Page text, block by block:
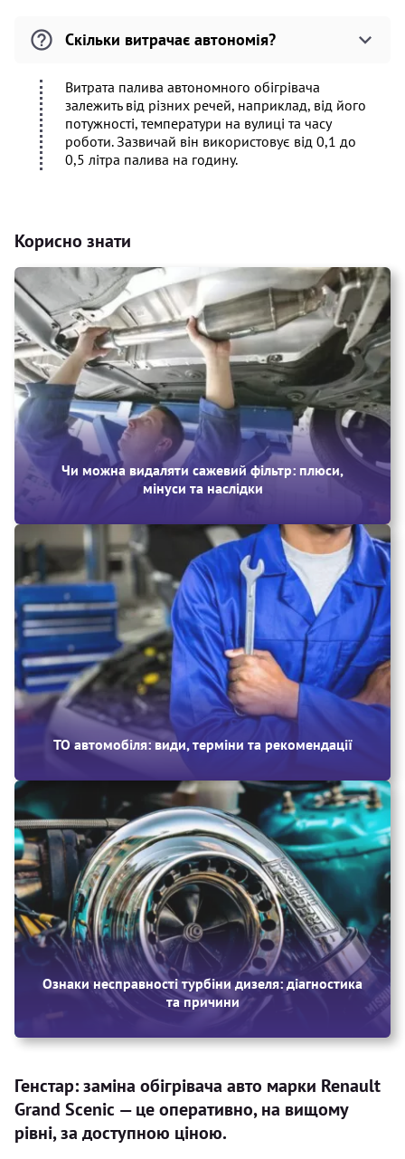
Скільки витрачає автономія?
Витрата палива автономного обігрівача
залежить від різних речей, наприклад, від його
потужності, температури на вулиці та часу
роботи. Зазвичай він використовує від 0,1 до
0,5 літра палива на годину.
Корисно знати
Чи можна видаляти сажевий фільтр: плюси,
мінуси та наслідки
ТО автомобіля: види, терміни та рекомендації
Ознаки несправності турбіни дизеля: діагностика
та причини
Генстар: заміна обігрівача авто марки Renault
Grand Scenic — це оперативно, на вищому
рівні, за доступною ціною.